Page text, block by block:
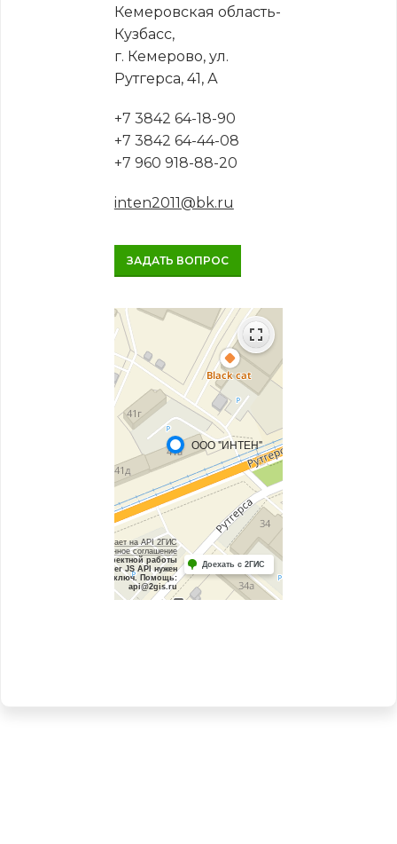
Кемеровская область-
Кузбасс,
г. Кемерово, ул.
Рутгерса, 41, А
+7 3842 64-18-90
+7 3842 64-44-08
+7 960 918-88-20
inten2011@bk.ru
ЗАДАТЬ ВОПРОС